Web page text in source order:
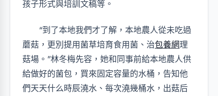
孩子形式與培訓文稿等。
“到了本地我們才了解，本地農人從未吃過
蘑菇，更別提用菌草培育食用菌、治包養網理
菇場。”林冬梅先容，她和同事前給本地農人供
給做好的菌包，買來固定容量的水桶，告知他
們天天什么時辰澆水、每次澆幾桶水，出菇后